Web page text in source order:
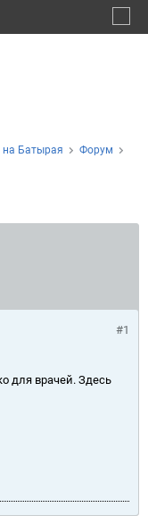
на Батырая
Форум
#1
для врачей. Здесь